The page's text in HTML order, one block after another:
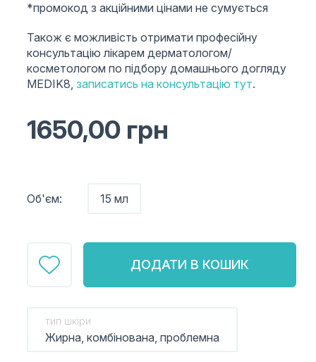
*промокод з акційними цінами не сумується
Також є можливість отримати професійну
консультацію лікарем дерматологом/
косметологом по підбору домашнього догляду
MEDIK8, записатись на консультацію тут.
1650,00 грн
Об'єм: 15 мл
ДОДАТИ В КОШИК
тип шкіри
Жирна, комбінована, проблемна